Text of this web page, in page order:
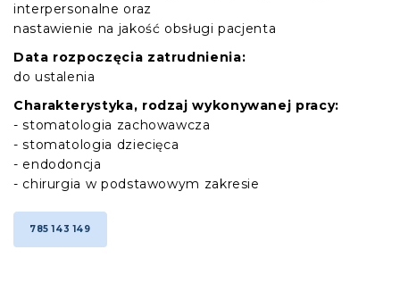
interpersonalne oraz
nastawienie na jakość obsługi pacjenta
Data rozpoczęcia zatrudnienia:
do ustalenia
Charakterystyka, rodzaj wykonywanej pracy:
- stomatologia zachowawcza
- stomatologia dziecięca
- endodoncja
- chirurgia w podstawowym zakresie
785 143 149